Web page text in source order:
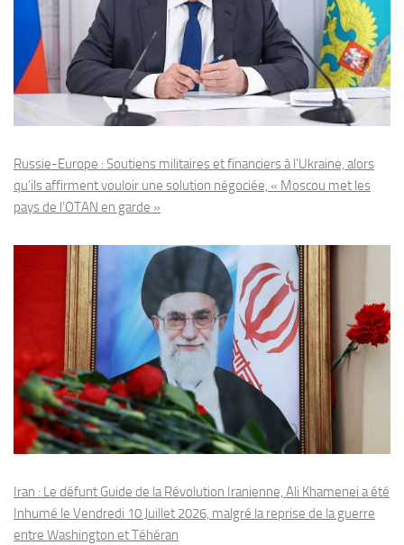
Russie-Europe : Soutiens militaires et financiers à l’Ukraine, alors
qu’ils affirment vouloir une solution négociée, « Moscou met les
pays de l’OTAN en garde »
Iran : Le défunt Guide de la Révolution Iranienne, Ali Khamenei a été
Inhumé le Vendredi 10 Juillet 2026, malgré la reprise de la guerre
entre Washington et Téhéran